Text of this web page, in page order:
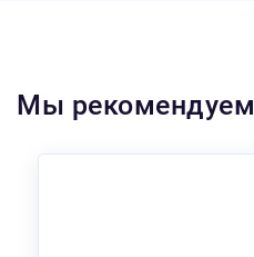
Мы рекомендуем